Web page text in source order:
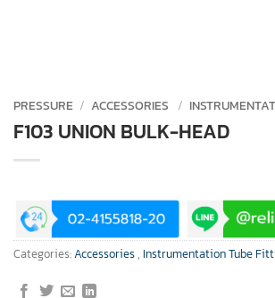
PRESSURE / ACCESSORIES /
F103 UNION BULK-HEAD
Categories:Accessories , Instrumentation Tube